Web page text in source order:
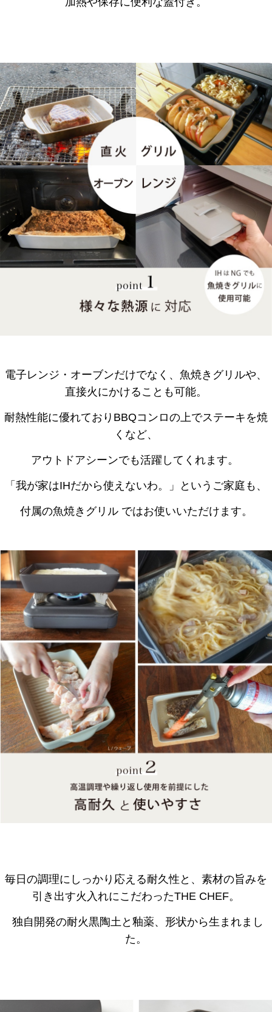
電子レンジ・オーブンだけでなく、魚焼きグリルや、
直接火にかけることも可能。
耐熱性能に優れておりBBQコンロの上でステーキを焼
くなど、
アウトドアシーンでも活躍してくれます。
「我が家はIHだから使えないわ。」というご家庭も、
付属の魚焼きグリル ではお使いいただけます。
毎日の調理にしっかり応える耐久性と、素材の旨みを
引き出す火入れにこだわったTHE CHEF。
独自開発の耐火黒陶土と釉薬、形状から生まれまし
た。